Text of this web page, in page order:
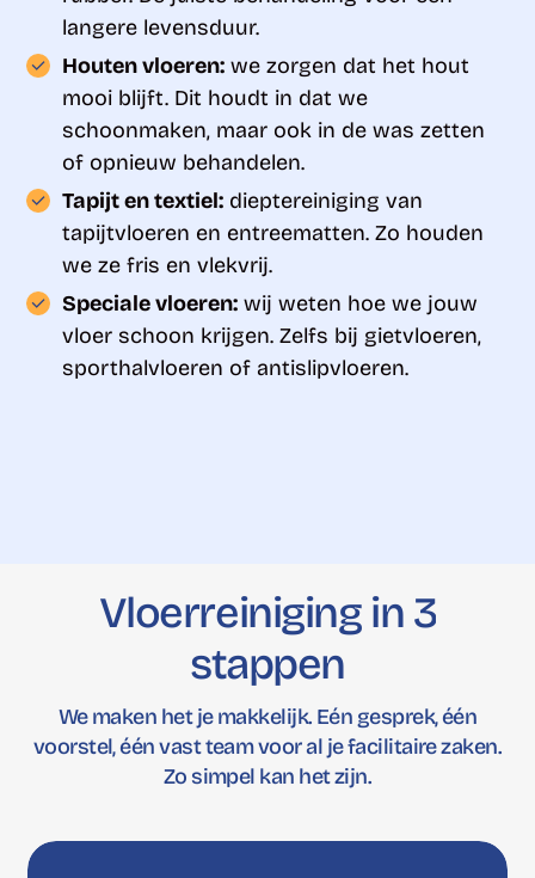
langere levensduur.
Houten vloeren: we zorgen dat het hout
mooi blijft. Dit houdt in dat we
schoonmaken, maar ook in de was zetten
of opnieuw behandelen.
Tapijt en textiel: dieptereiniging van
tapijtvloeren en entreematten. Zo houden
we ze fris en vlekvrij.
Speciale vloeren: wij weten hoe we jouw
vloer schoon krijgen. Zelfs bij gietvloeren,
sporthalvloeren of antislipvloeren.
Vloerreiniging in 3
stappen
We maken het je makkelijk. Eén gesprek, één
voorstel, één vast team voor al je facilitaire zaken.
Zo simpel kan het zijn.